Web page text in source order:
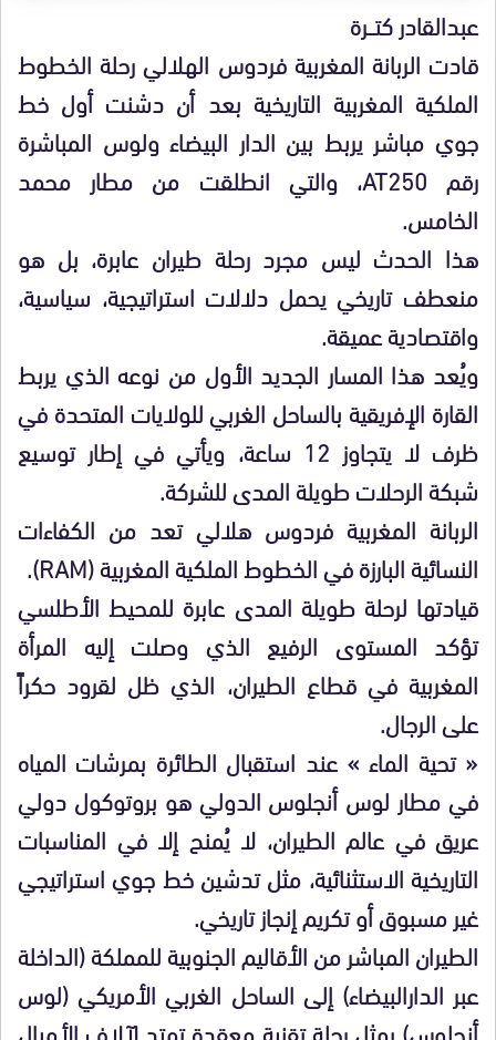
عبدالقادر كتـــرة
قادت الربانة المغربية فردوس الهلالي رحلة الخطوط
الملكية المغربية التاريخية بعد أن دشنت أول خط
جوي مباشر يربط بين الدار البيضاء ولوس المباشرة
رقم AT250، والتي انطلقت من مطار محمد
الخامس.
هذا الحدث ليس مجرد رحلة طيران عابرة، بل هو
منعطف تاريخي يحمل دلالات استراتيجية، سياسية،
واقتصادية عميقة.
ويُعد هذا المسار الجديد الأول من نوعه الذي يربط
القارة الإفريقية بالساحل الغربي للولايات المتحدة في
ظرف لا يتجاوز 12 ساعة، ويأتي في إطار توسيع
شبكة الرحلات طويلة المدى للشركة.
الربانة المغربية فردوس هلالي تعد من الكفاءات
النسائية البارزة في الخطوط الملكية المغربية (RAM).
قيادتها لرحلة طويلة المدى عابرة للمحيط الأطلسي
تؤكد المستوى الرفيع الذي وصلت إليه المرأة
المغربية في قطاع الطيران، الذي ظل لقرود حكراً
على الرجال.
« تحية الماء » عند استقبال الطائرة بمرشات المياه
في مطار لوس أنجلوس الدولي هو بروتوكول دولي
عريق في عالم الطيران، لا يُمنح إلا في المناسبات
التاريخية الاستثنائية، مثل تدشين خط جوي استراتيجي
غير مسبوق أو تكريم إنجاز تاريخي.
الطيران المباشر من الأقاليم الجنوبية للمملكة (الداخلة
عبر الدارالبيضاء) إلى الساحل الغربي الأمريكي (لوس